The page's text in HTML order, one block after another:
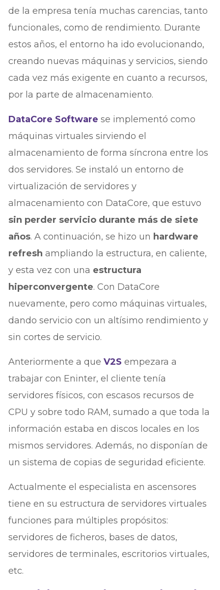
de la empresa tenía muchas carencias, tanto
funcionales, como de rendimiento. Durante
estos años, el entorno ha ido evolucionando,
creando nuevas máquinas y servicios, siendo
cada vez más exigente en cuanto a recursos,
por la parte de almacenamiento.
DataCore Software se implementó como
máquinas virtuales sirviendo el
almacenamiento de forma síncrona entre los
dos servidores. Se instaló un entorno de
virtualización de servidores y
almacenamiento con DataCore, que estuvo
sin perder servicio durante más de siete
años. A continuación, se hizo un hardware
refresh ampliando la estructura, en caliente,
y esta vez con una estructura
hiperconvergente. Con DataCore
nuevamente, pero como máquinas virtuales,
dando servicio con un altísimo rendimiento y
sin cortes de servicio.
Anteriormente a queV2S empezara a
trabajar con Eninter, el cliente tenía
servidores físicos, con escasos recursos de
CPU y sobre todo RAM, sumado a que toda la
información estaba en discos locales en los
mismos servidores. Además, no disponían de
un sistema de copias de seguridad eficiente.
Actualmente el especialista en ascensores
tiene en su estructura de servidores virtuales
funciones para múltiples propósitos:
servidores de ficheros, bases de datos,
servidores de terminales, escritorios virtuales,
etc.